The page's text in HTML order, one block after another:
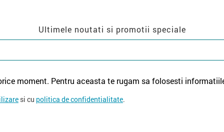
Ultimele noutati si promotii speciale
moment. Pentru aceasta te rugam sa folosesti
si cu politica de confidentialitate.